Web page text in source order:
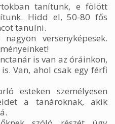
tanítunk, e fölött
Hidd el, 50-80 fős
tanulni.
versenyképesek.
is van az óráinkon,
Van, ahol csak egy férfi
esteken személyesen
a tanároknak, akik